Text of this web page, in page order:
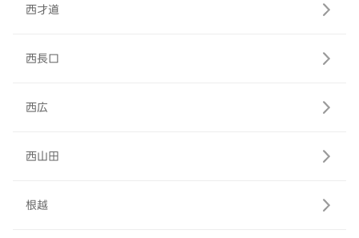
西才道
西長口
西広
西山田
根越